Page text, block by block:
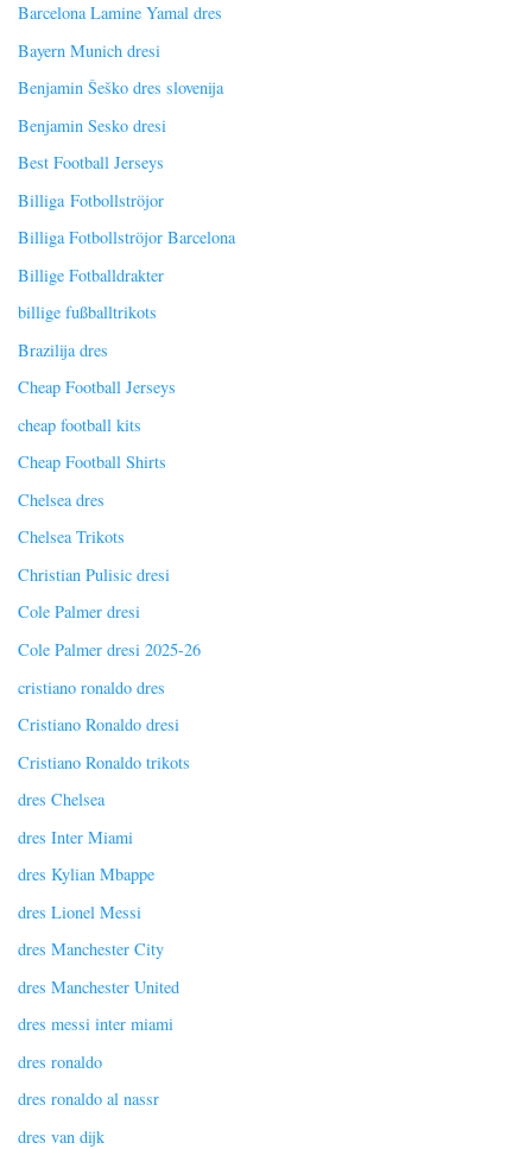
Barcelona Lamine Yamal dres
Bayern Munich dresi
Benjamin Šeško dres slovenija
Benjamin Sesko dresi
Best Football Jerseys
Billiga Fotbollströjor
Billiga Fotbollströjor Barcelona
Billige Fotballdrakter
billige fußballtrikots
Brazilija dres
Cheap Football Jerseys
cheap football kits
Cheap Football Shirts
Chelsea dres
Chelsea Trikots
Christian Pulisic dresi
Cole Palmer dresi
Cole Palmer dresi 2025-26
cristiano ronaldo dres
Cristiano Ronaldo dresi
Cristiano Ronaldo trikots
dres Chelsea
dres Inter Miami
dres Kylian Mbappe
dres Lionel Messi
dres Manchester City
dres Manchester United
dres messi inter miami
dres ronaldo
dres ronaldo al nassr
dres van dijk